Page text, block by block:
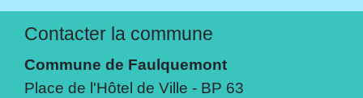
Contacter la commune
Commune de Faulquemont
Place de l'Hôtel de Ville - BP 63